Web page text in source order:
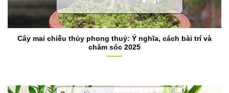
Cây mai chiếu thủy phong thuỷ: Ý nghĩa, cách bài trí và
chăm sóc 2025